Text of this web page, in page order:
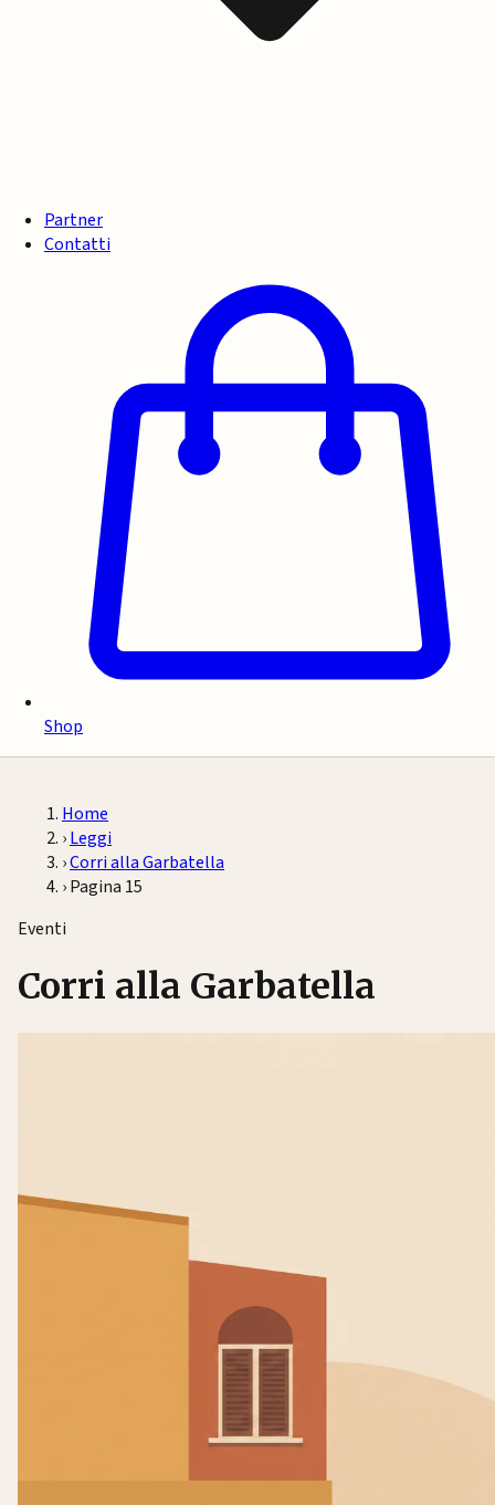
Partner
Contatti
Shop
Home
›Leggi
›Corri alla Garbatella
›Pagina 15
Eventi
Corri alla Garbatella